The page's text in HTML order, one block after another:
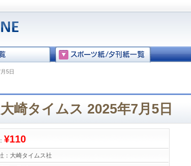
5日
大崎タイムス 2025年7月5日
¥110
： 大崎タイムス社